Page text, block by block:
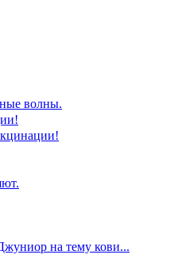
волны.
на тему кови...